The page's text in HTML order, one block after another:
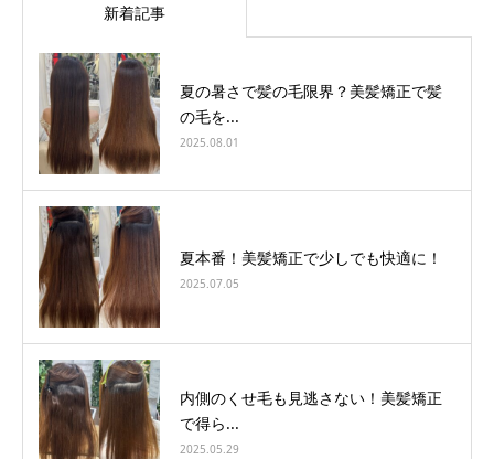
新着記事
夏の暑さで髪の毛限界？美髪矯正で髪
の毛を...
2025.08.01
夏本番！美髪矯正で少しでも快適に！
2025.07.05
内側のくせ毛も見逃さない！美髪矯正
で得ら...
2025.05.29